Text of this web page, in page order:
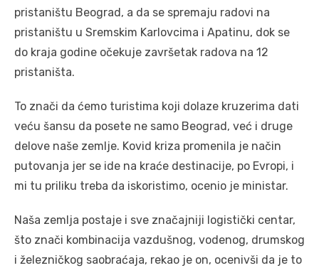
pristaništu Beograd, a da se spremaju radovi na
pristaništu u Sremskim Karlovcima i Apatinu, dok se
do kraja godine očekuje završetak radova na 12
pristaništa.
To znači da ćemo turistima koji dolaze kruzerima dati
veću šansu da posete ne samo Beograd, već i druge
delove naše zemlje. Kovid kriza promenila je način
putovanja jer se ide na kraće destinacije, po Evropi, i
mi tu priliku treba da iskoristimo, ocenio je ministar.
Naša zemlja postaje i sve značajniji logistički centar,
što znači kombinacija vazdušnog, vodenog, drumskog
i železničkog saobraćaja, rekao je on, ocenivši da je to